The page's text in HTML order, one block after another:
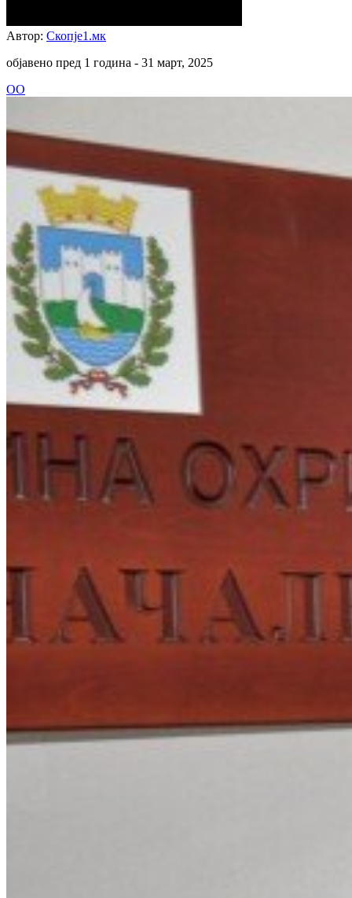
Автор: Скопје1.мк
објавено пред 1 година - 31 март, 2025
ОО